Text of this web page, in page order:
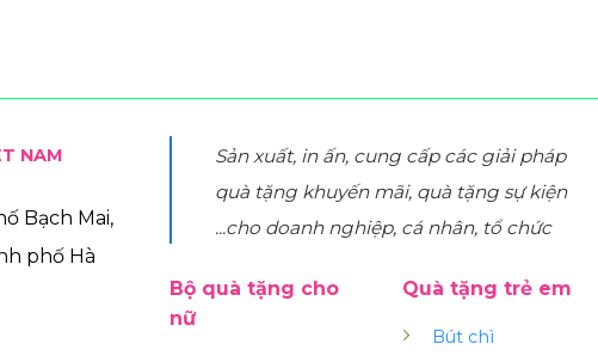
NAM
Bạch Mai,
phố Hà
Sản xuất, in ấn, cung cấp các giải pháp
quà tặng khuyến mãi, quà tặng sự kiện
...cho doanh nghiệp, cá nhân, tổ chức
Bộ quà tặng cho
nữ
Quà tặng trẻ em
Bút chì